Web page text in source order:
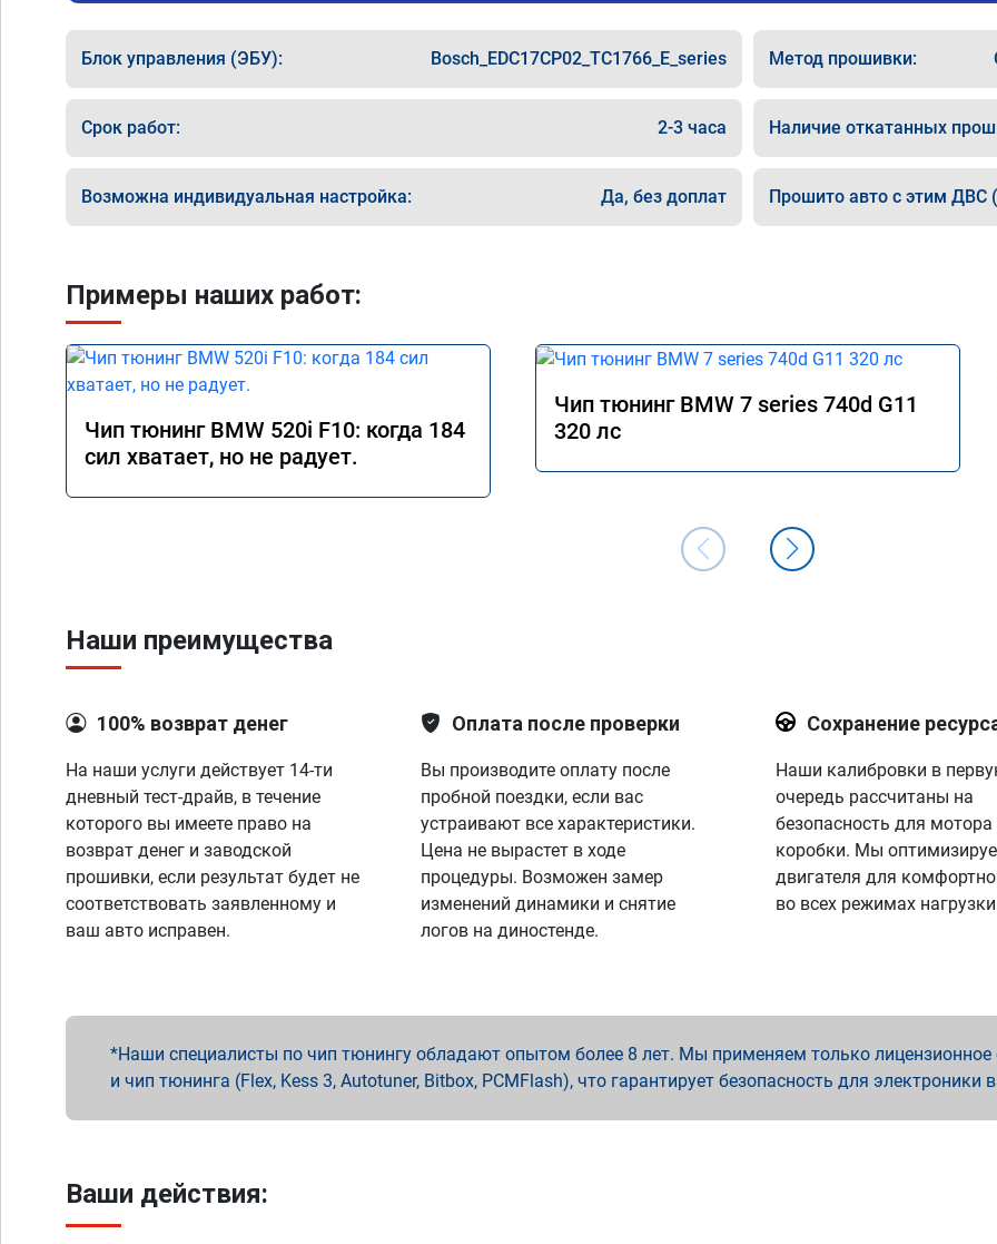
Блок управления (ЭБУ): Bosch_EDC17CP02_TC1766_E_series Метод прошивки:
Срок работ: 2-3 часа Наличие откатанных
Возможна индивидуальная настройка: Да, без доплат Прошито авто с этим ДВС
Примеры наших работ:
Чип тюнинг BMW 520i F10: когда 184
сил хватает, но не радует.
Чип тюнинг BMW 7 series 740d G11
320 лс
Наши преимущества
100% возврат денег
На наши услуги действует 14-ти
дневный тест-драйв, в течение
которого вы имеете право на
возврат денег и заводской
прошивки, если результат будет не
соответствовать заявленному и
ваш авто исправен.
Оплата после проверки
Вы производите оплату после
пробной поездки, если вас
устраивают все характеристики.
Цена не вырастет в ходе
процедуры. Возможен замер
изменений динамики и снятие
логов на диностенде.
Сохранение
Наши калибровки в
очередь рассчитаны на
безопасность для мотора
коробки. Мы
двигателя для
во всех режимах
Наши специалисты по чип тюнингу обладают опытом более 8 лет. Мы применяем только лицензионное
и чип тюнинга (Flex, Kess 3, Autotuner, Bitbox, PCMFlash), что гарантирует безопасность для электроники
Ваши действия: